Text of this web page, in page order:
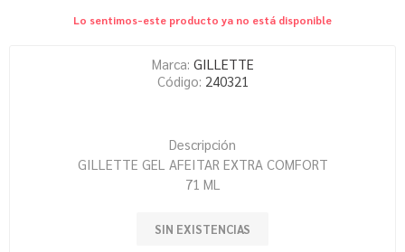
Lo sentimos-este producto ya no está disponible
Marca: GILLETTE
Código: 240321
Descripción
GILLETTE GEL AFEITAR EXTRA COMFORT
71 ML
SIN EXISTENCIAS